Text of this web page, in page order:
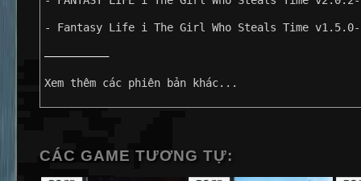
- Fantasy Life i The Girl Who Steals Time v1.5.0-
——————————
Xem thêm các phiên bản khác...
CÁC GAME TƯƠNG TỰ: